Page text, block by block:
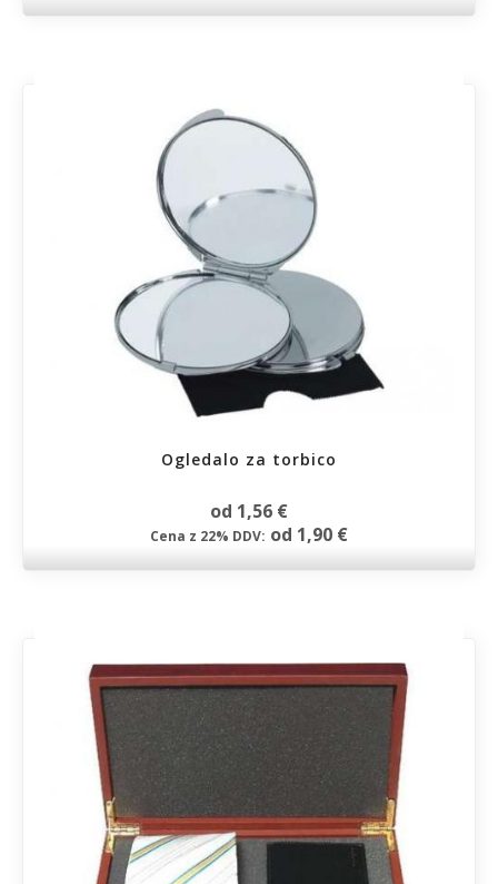
Ogledalo za torbico
od 1,56 €
Cena z 22% DDV: od 1,90 €